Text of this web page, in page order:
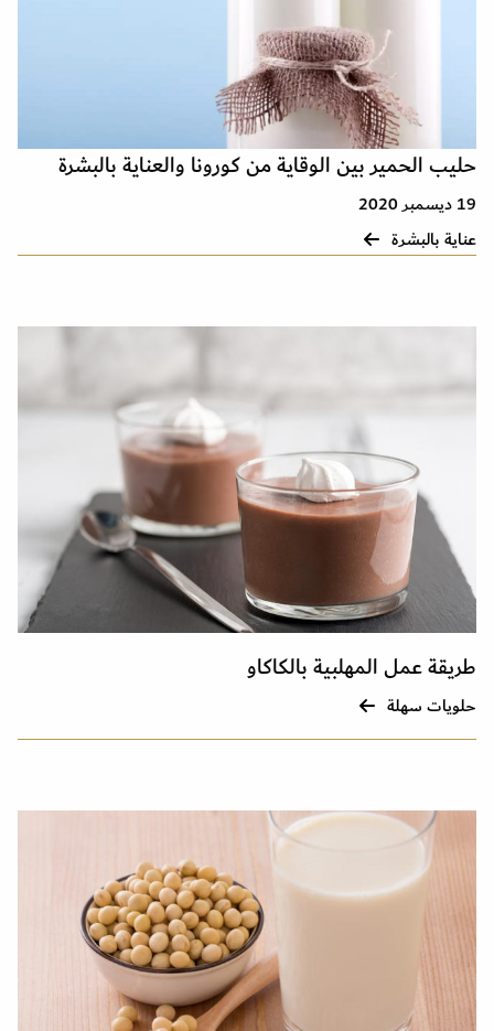
حليب الحمير بين الوقاية من كورونا والعناية بالبشرة
19 ديسمبر 2020
عناية بالبشرة
طريقة عمل المهلبية بالكاكاو
حلويات سهلة